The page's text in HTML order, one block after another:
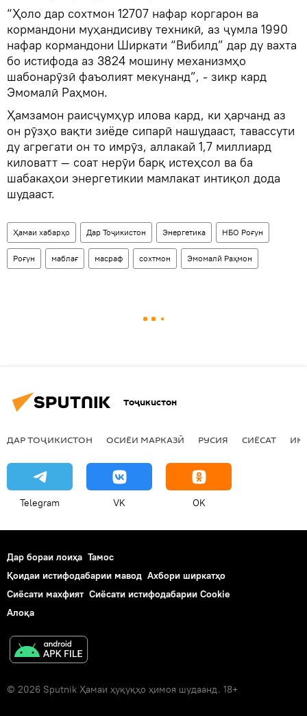
“Ҳоло дар сохтмон 12707 нафар коргарон ва
кормандони муҳандисиву техникӣ, аз ҷумла 1990
нафар кормандони Ширкати “Вибилд” дар ду вахта
бо истифода аз 3824 мошину механизмҳо
шабонарӯзӣ фаъолият мекунанд”, - зикр кард
Эмомалӣ Раҳмон.
Ҳамзамон раисҷумҳур илова кард, ки ҳарчанд аз
он рӯзҳо вақти зиёде сипарӣ нашудааст, тавассути
ду агрегати он то имрӯз, аллакай 1,7 миллиард
киловатт — соат нерӯи барқ истеҳсол ва ба
шабакаҳои энергетикии мамлакат интиқол дода
шудааст.
Ҳамаи хабарҳо Дар Тоҷикистон Энергетика НБО Роғун
Роғун маблағ масраф сохтмон Эмомалӣ Раҳмон
Тоҷикистон
ДАР ТОҶИКИСТОН ОСИЁИ МАРКАЗӢ РУСИЯ СИЁСАТ
Telegram VK OK
Дар бораи лоиҳа Тамос
Қоидаи истифодабарии мавод Ахбори ширкатҳо
Сиёсати махфият Сиёсати истифодабарии Cookie
Алоқа
© 2026 Sputnik Ҳамаи ҳуқуқҳо ҳимоя шудаанд. 18+